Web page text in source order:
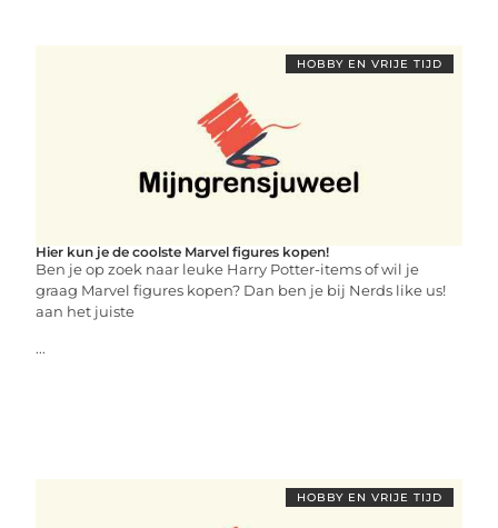
HOBBY EN VRIJE TIJD
Hier kun je de coolste Marvel figures kopen!
Ben je op zoek naar leuke Harry Potter-items of wil je
graag Marvel figures kopen? Dan ben je bij Nerds like us!
aan het juiste
...
HOBBY EN VRIJE TIJD